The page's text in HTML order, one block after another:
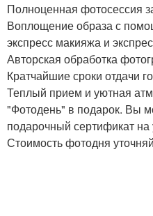
Полноценная фотосессия
Воплощение образа с
экспресс макияжа и
Авторская обработка
Кратчайшие сроки отдачи
Теплый прием и уютная
"Фотодень" в подарок. Вы
подарочный сертификат на
Стоимость фотодня